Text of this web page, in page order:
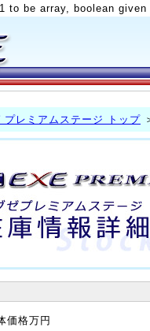
to be array, boolean
プレミアムステージ トップ
価格万円